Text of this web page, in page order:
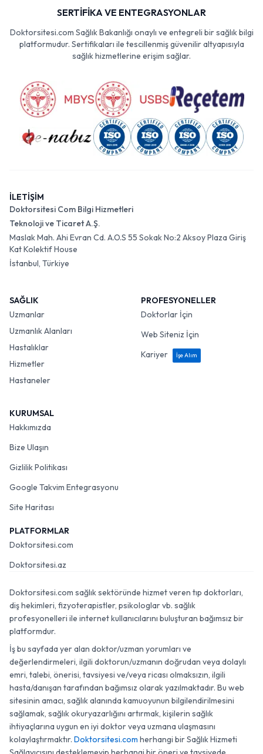
SERTİFİKA VE ENTEGRASYONLAR
Doktorsitesi.com Sağlık Bakanlığı onaylı ve entegreli bir sağlık bilgi
platformudur. Sertifikaları ile tescillenmiş güvenilir altyapısıyla
sağlık hizmetlerine erişim sağlar.
İLETİŞİM
Doktorsitesi Com Bilgi Hizmetleri
Teknoloji ve Ticaret A.Ş.
Maslak Mah. Ahi Evran Cd. A.O.S 55 Sokak No:2 Aksoy Plaza Giriş
Kat Kolektif House
İstanbul, Türkiye
SAĞLIK
Uzmanlar
Uzmanlık Alanları
Hastalıklar
Hizmetler
Hastaneler
PROFESYONELLER
Doktorlar İçin
Web Siteniz İçin
Kariyer
İşe Alım
KURUMSAL
Hakkımızda
Bize Ulaşın
Gizlilik Politikası
Google Takvim Entegrasyonu
Site Haritası
PLATFORMLAR
Doktorsitesi.com
Doktorsitesi.az
Doktorsitesi.com sağlık sektöründe hizmet veren tıp doktorları,
diş hekimleri, fizyoterapistler, psikologlar vb. sağlık
profesyonelleri ile internet kullanıcılarını buluşturan bağımsız bir
platformdur.
İş bu sayfada yer alan doktor/uzman yorumları ve
değerlendirmeleri, ilgili doktorun/uzmanın doğrudan veya dolaylı
emri, talebi, önerisi, tavsiyesi ve/veya ricası olmaksızın, ilgili
hasta/danışan tarafından bağımsız olarak yazılmaktadır. Bu web
sitesinin amacı, sağlık alanında kamuoyunun bilgilendirilmesini
sağlamak, sağlık okuryazarlığını artırmak, kişilerin sağlık
ihtiyaçlarına uygun en iyi doktor veya uzmana ulaşmasını
kolaylaştırmaktır. Doktorsitesi.com herhangi bir Sağlık Hizmeti